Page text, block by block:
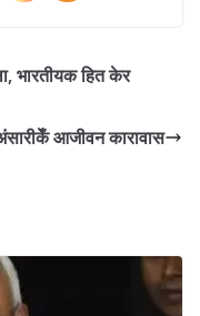
भारतीयक हित केर
आजीवन कारावास